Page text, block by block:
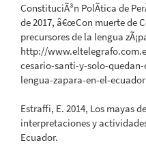
ConstituciÃ³n PolÃ­tica de
de 2017, â€œCon muerte de
precursores de la lengua
http://
cesario-santi-y-solo-
lengua-zapara-en-el-ecuador
Estraffi, E. 2014, Los mayas
interpretaciones y
Ecuador.